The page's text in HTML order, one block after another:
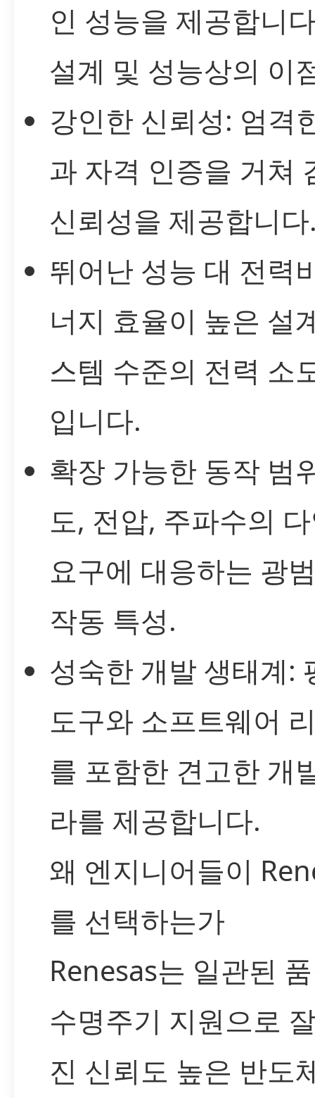
인 성능을 제공합니
설계 및 성능상의 이
강인한 신뢰성: 엄격
과 자격 인증을 거쳐
신뢰성을 제공합니
뛰어난 성능 대 전력
너지 효율이 높은 설
스템 수준의 전력 소
입니다.
확장 가능한 동작 범
도, 전압, 주파수의
요구에 대응하는 광
작동 특성.
성숙한 개발 생태계:
도구와 소프트웨어
를 포함한 견고한 개
라를 제공합니다.
왜 엔지니어들이
를 선택하는가
Renesas는 일관된
수명주기 지원으로
진 신뢰도 높은 반도